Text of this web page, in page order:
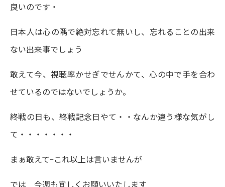
良いのです・
日本人は心の隅で絶対忘れて無いし、忘れることの出来
ない出来事でしょう
敢えて今、視聴率かせぎでせんかて、心の中で手を合わ
せているのではないでしょうか。
終戦の日も、終戦記念日やて・・なんか違う様な気がし
て・・・・・・・
まぁ敢えてｰこれ以上は言いませんが
では 今週も宜しくお願いいたします